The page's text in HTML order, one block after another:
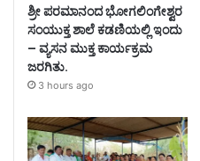
ಶ್ರೀ ಪರಮಾನಂದ ಭೋಗಲಿಂಗೇಶ್ವರ
ಸಂಯುಕ್ತ ಶಾಲೆ ಕಡಣಿಯಲ್ಲಿ ಇಂದು
– ವ್ಯಸನ ಮುಕ್ತ ಕಾರ್ಯಕ್ರಮ
ಜರಗಿತು.
3 hours ago